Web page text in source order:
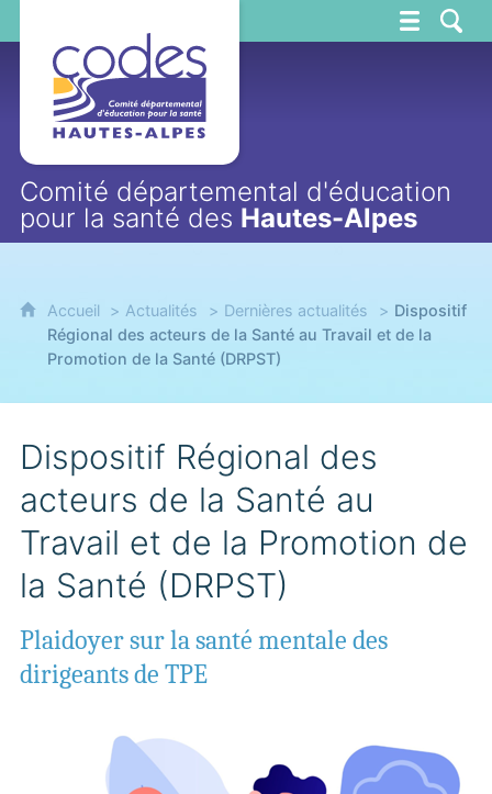
Comité départemental d'éducation
pour la santé des Hautes-Alpes
Accueil Actualités Dernières actualités
Dispositif
Régional des acteurs de la Santé au Travail et de la
Promotion de la Santé (DRPST)
Dispositif Régional des
acteurs de la Santé au
Travail et de la Promotion de
la Santé (DRPST)
Plaidoyer sur la santé mentale des
dirigeants de TPE